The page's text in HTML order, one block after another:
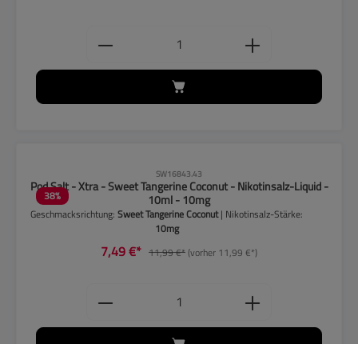
Produkt Anzahl: Gib den
38%
SW16843.43
Pod Salt - Xtra - Sweet Tangerine Coconut - Nikotinsalz-Liquid -
10ml - 10mg
Geschmacksrichtung:Sweet Tangerine Coconut| Nikotinsalz-Stärke:
10mg
7,49 €* 11,99 €*(vorher 11,99 €*)
Produkt Anzahl: Gib den